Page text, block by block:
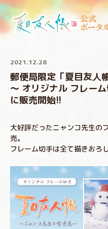
公式
ポータ
2021.12.28
郵便局限定「夏目友人
～ オリジナル フレー
に販売開始!!
大好評だったニャンコ先生の
売。
フレーム切手は全て描きおろ